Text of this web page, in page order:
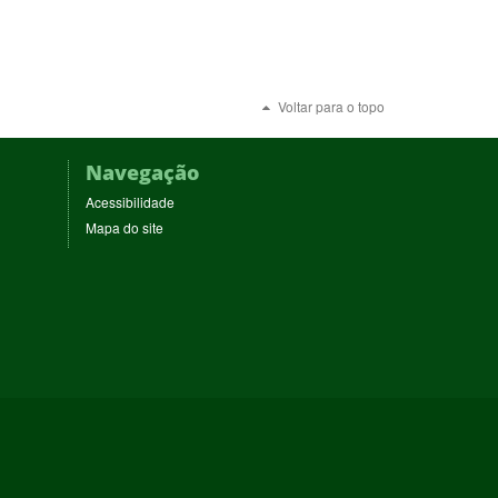
Voltar para o topo
Navegação
Acessibilidade
Mapa do site